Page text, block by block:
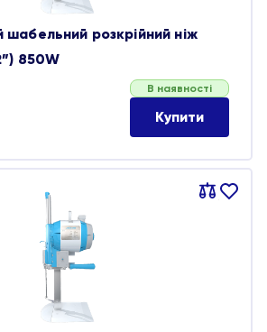
шабельний розкрійний ніж
850W
В наявності
Купити
Порівняти
В